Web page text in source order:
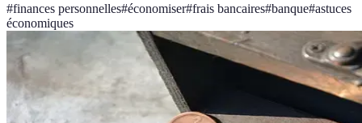
#finances personnelles#économiser#frais bancaires#banque#astuces
économiques